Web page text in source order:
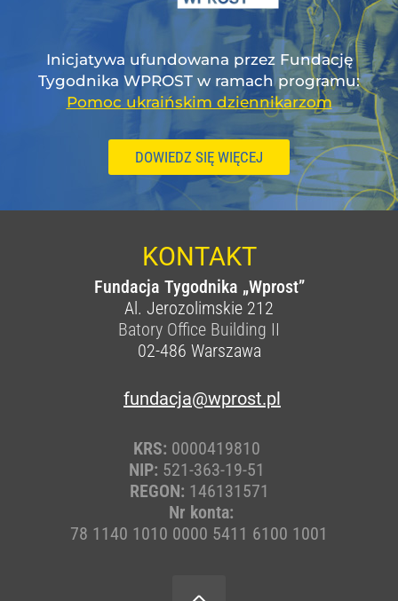
Inicjatywa ufundowana przez Fundację
Tygodnika WPROST w ramach programu:
Pomoc ukraińskim dziennikarzom
DOWIEDZ SIĘ WIĘCEJ
KONTAKT
Fundacja Tygodnika „Wprost”
Al. Jerozolimskie 212
Batory Office Building II
02-486 Warszawa
fundacja@wprost.pl
KRS: 0000419810
NIP: 521-363-19-51
REGON: 146131571
Nr konta:
78 1140 1010 0000 5411 6100 1001